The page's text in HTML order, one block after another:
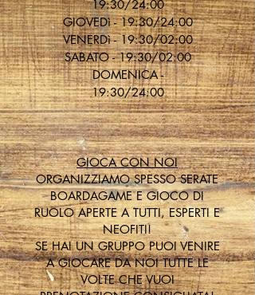
19:30/24:00
GIOVEDì - 19:30/24:00
VENERDì - 19:30/02:00
SABATO - 19:30/02:00
DOMENICA -
19:30/24:00
GIOCA CON NOI
ORGANIZZIAMO SPESSO SERATE
BOARDAGAME E GIOCO DI
RUOLO APERTE A TUTTI, ESPERTI E
NEOFITI!
SE HAI UN GRUPPO PUOI VENIRE
A GIOCARE DA NOI TUTTE LE
VOLTE CHE VUOI